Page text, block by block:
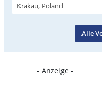
Krakau, Poland
Alle
- Anzeige -